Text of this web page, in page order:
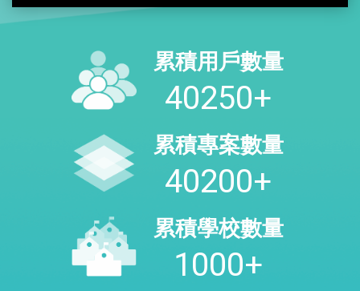
累積用戶數量
47650+
累積專案數量
47600+
累積學校數量
1000+